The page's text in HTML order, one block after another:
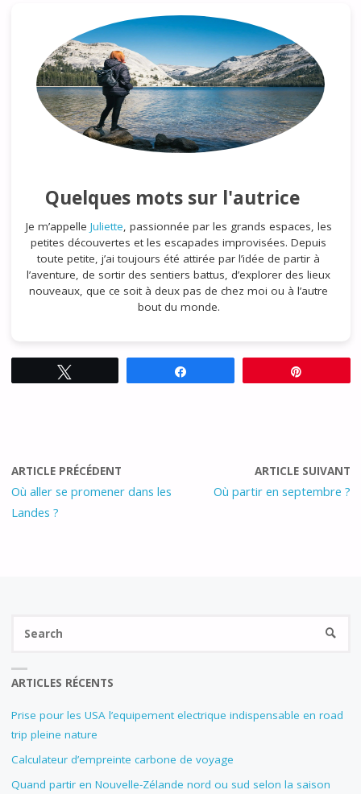
Quelques mots sur l'autrice
Je m’appelle Juliette, passionnée par les grands espaces, les
petites découvertes et les escapades improvisées. Depuis
toute petite, j’ai toujours été attirée par l’idée de partir à
l’aventure, de sortir des sentiers battus, d’explorer des lieux
nouveaux, que ce soit à deux pas de chez moi ou à l’autre
bout du monde.
ARTICLE PRÉCÉDENT
Où aller se promener dans les
Landes ?
ARTICLE SUIVANT
Où partir en septembre ?
ARTICLES RÉCENTS
Prise pour les USA l’equipement electrique indispensable en road
trip pleine nature
Calculateur d’empreinte carbone de voyage
Quand partir en Nouvelle-Zélande nord ou sud selon la saison